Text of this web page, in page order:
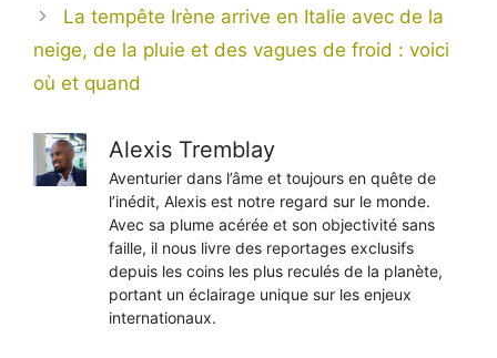
La tempête Irène arrive en Italie avec de la
neige, de la pluie et des vagues de froid : voici
où et quand
Alexis Tremblay
Aventurier dans l’âme et toujours en quête de
l’inédit, Alexis est notre regard sur le monde.
Avec sa plume acérée et son objectivité sans
faille, il nous livre des reportages exclusifs
depuis les coins les plus reculés de la planète,
portant un éclairage unique sur les enjeux
internationaux.